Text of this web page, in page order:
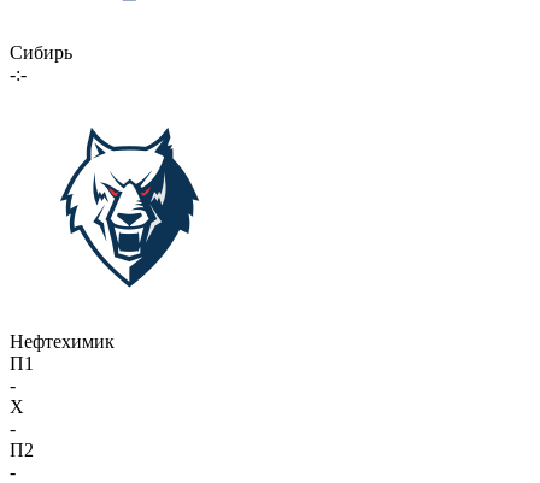
Сибирь
-:-
Нефтехимик
П1
-
X
-
П2
-